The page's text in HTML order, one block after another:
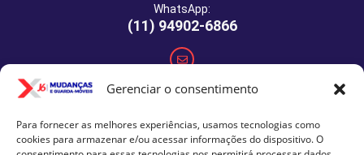
Gerenciar o consentimento
Para fornecer as melhores experiências, usamos tecnologias como
cookies para armazenar e/ou acessar informações do dispositivo. O
WhatsApp:
(11) 94902-6866
E-mail: